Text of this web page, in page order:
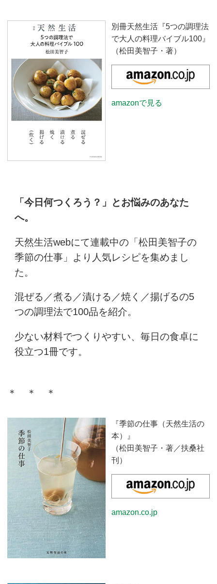
別冊天然生活『5つの調理法
で大人の料理バイブル100』
（松田美智子・著）
amazonで見る
「今日何つくろう？」とお悩みのあなた
へ。
天然生活webにて連載中の「松田美智子の
季節の仕事」より人気レシピを集めまし
た。
混ぜる／煮る／漬ける／焼く／揚げるの5
つの調理法で100品を紹介。
少ない材料でつくりやすい、毎日の食卓に
役立つ1冊です。
＊ ＊ ＊
『季節の仕事（天然生活の
本）』
（松田美智子・著／扶桑社
刊）
amazon.co.jp